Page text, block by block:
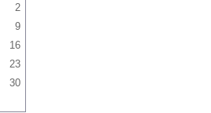
2
9
16
23
30